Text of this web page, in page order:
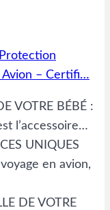
Avion – Certifi…
VOTRE BÉBÉ :
l’accessoire…
UNIQUES
en avion,
DE VOTRE